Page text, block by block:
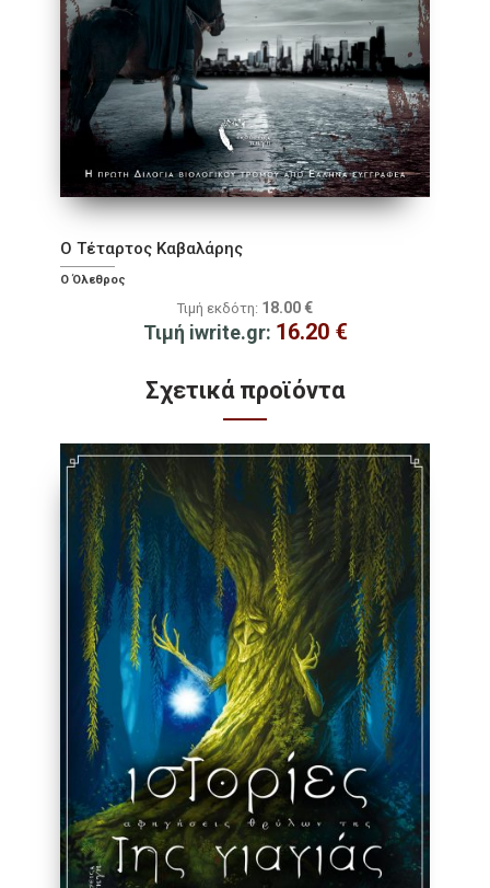
Ο Τέταρτος Καβαλάρης
Ο Όλεθρος
Τιμή εκδότη: 18.00 €
Τιμή iwrite.gr: 16.20 €
Σχετικά προϊόντα